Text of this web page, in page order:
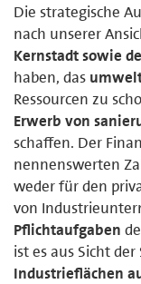
Die strategische
nach unserer
Kernstadt sowie
haben, das
Ressourcen zu
Erwerb von
schaffen. Der
nennenswerten
weder für den
von
Pflichtaufgaben
ist es aus Sicht der
Industrieflächen